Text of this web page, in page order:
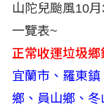
山陀兒颱風10
一覽表~
正常收運垃圾鄉
宜蘭市、羅東
鄉、員山鄉、冬